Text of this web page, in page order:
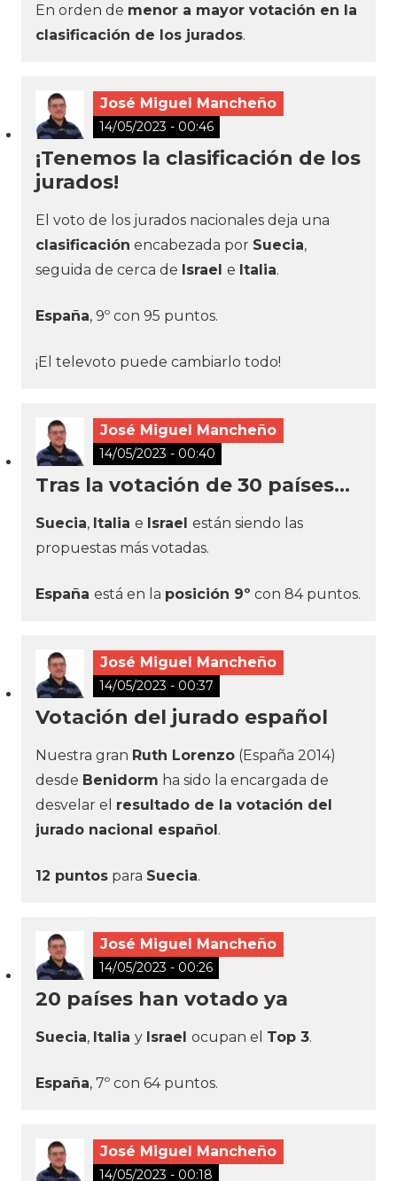
En orden de menor a mayor votación en la
clasificación de los jurados.
José Miguel Mancheño
14/05/2023 - 00:46
¡Tenemos la clasificación de los
jurados!
El voto de los jurados nacionales deja una
clasificación encabezada por Suecia,
seguida de cerca de Israel e Italia.
España, 9º con 95 puntos.
¡El televoto puede cambiarlo todo!
José Miguel Mancheño
14/05/2023 - 00:40
Tras la votación de 30 países...
Suecia, Italia e Israel están siendo las
propuestas más votadas.
España está en la posición 9º con 84 puntos.
José Miguel Mancheño
14/05/2023 - 00:37
Votación del jurado español
Nuestra gran Ruth Lorenzo (España 2014)
desde Benidorm ha sido la encargada de
desvelar el resultado de la votación del
jurado nacional español.
12 puntos para Suecia.
José Miguel Mancheño
14/05/2023 - 00:26
20 países han votado ya
Suecia, Italia y Israel ocupan el Top 3.
España, 7º con 64 puntos.
José Miguel Mancheño
14/05/2023 - 00:18